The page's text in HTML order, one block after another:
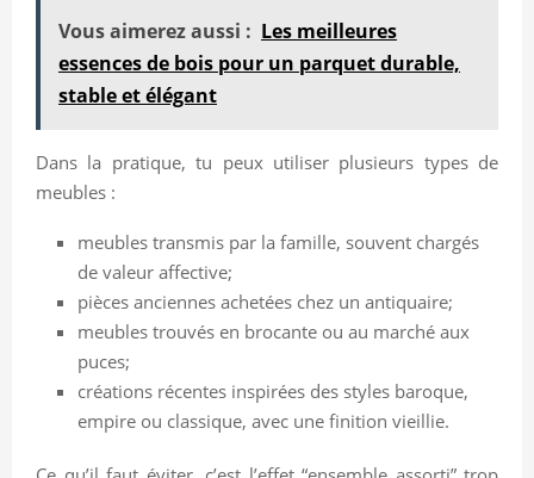
Vous aimerez aussi : Les meilleures
essences de bois pour un parquet durable,
stable et élégant
Dans la pratique, tu peux utiliser plusieurs types de
meubles :
meubles transmis par la famille, souvent chargés
de valeur affective;
pièces anciennes achetées chez un antiquaire;
meubles trouvés en brocante ou au marché aux
puces;
créations récentes inspirées des styles baroque,
empire ou classique, avec une finition vieillie.